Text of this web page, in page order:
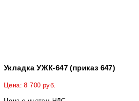
Укладка УЖК-647 (приказ 647)
Цена:8 700 руб.